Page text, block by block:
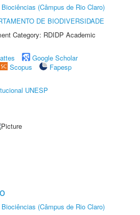
(Câmpus de Rio Claro)
DE BIODIVERSIDADE
Category: RDIDP Academic
Google Scholar
Scopus
Fapesp
UNESP
(Câmpus de Rio Claro)